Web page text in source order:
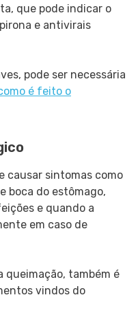
que pode indicar o
e antivirais
pode ser necessária
é feito o
causar sintomas como
boca do estômago,
e quando a
em caso de
queimação, também é
vindos do